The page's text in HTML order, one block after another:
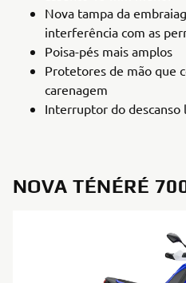
Nova tampa da
interferência com as
Poisa-pés mais amplos
Protetores de mão que
carenagem
Interruptor do descanso
NOVA TÉNÉRÉ